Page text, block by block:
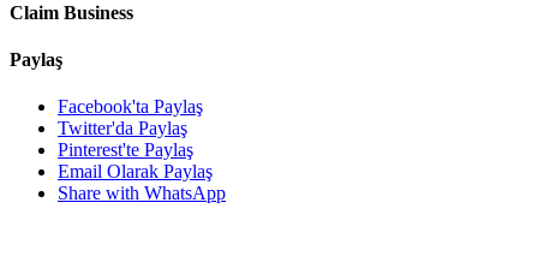
Claim Business
Paylaş
Facebook'ta Paylaş
Twitter'da Paylaş
Pinterest'te Paylaş
Email Olarak Paylaş
Share with WhatsApp